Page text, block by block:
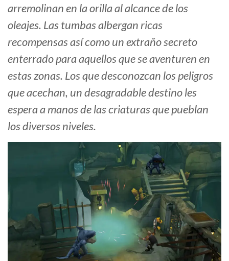
arremolinan en la orilla al alcance de los
oleajes. Las tumbas albergan ricas
recompensas así como un extraño secreto
enterrado para aquellos que se aventuren en
estas zonas. Los que desconozcan los peligros
que acechan, un desagradable destino les
espera a manos de las criaturas que pueblan
los diversos niveles.